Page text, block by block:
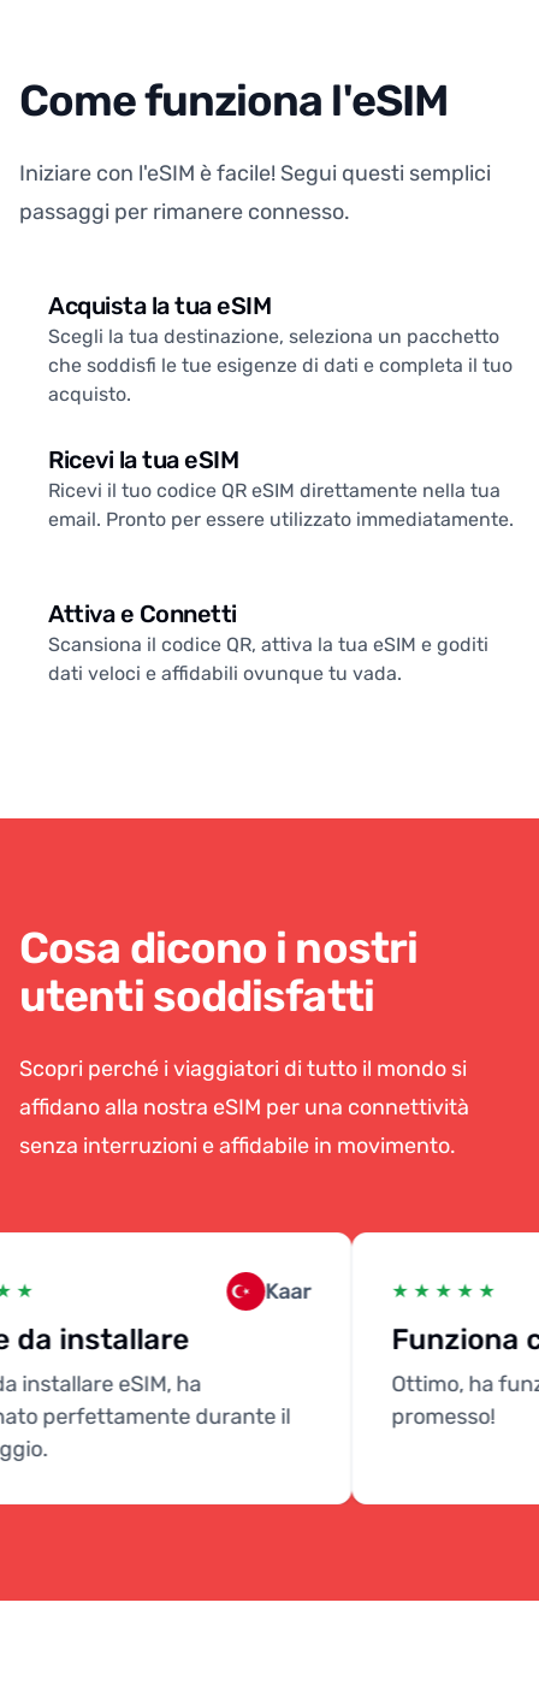
Come funziona l'eSIM
Iniziare con l'eSIM è facile! Segui questi semplici
passaggi per rimanere connesso.
Acquista la tua eSIM
Scegli la tua destinazione, seleziona un pacchetto
che soddisfi le tue esigenze di dati e completa il tuo
acquisto.
Ricevi la tua eSIM
Ricevi il tuo codice QR eSIM direttamente nella tua
email. Pronto per essere utilizzato immediatamente.
Attiva e Connetti
Scansiona il codice QR, attiva la tua eSIM e goditi
dati veloci e affidabili ovunque tu vada.
Cosa dicono i nostri
utenti soddisfatti
Scopri perché i viaggiatori di tutto il mondo si
affidano alla nostra eSIM per una connettività
senza interruzioni e affidabile in movimento.
★ Kaar
da installare
installare eSIM, ha
perfettamente durante il
★ ★ ★ ★ ★
Funziona
Ottimo, ha
promesso!